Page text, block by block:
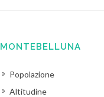
MONTEBELLUNA
Popolazione
Altitudine